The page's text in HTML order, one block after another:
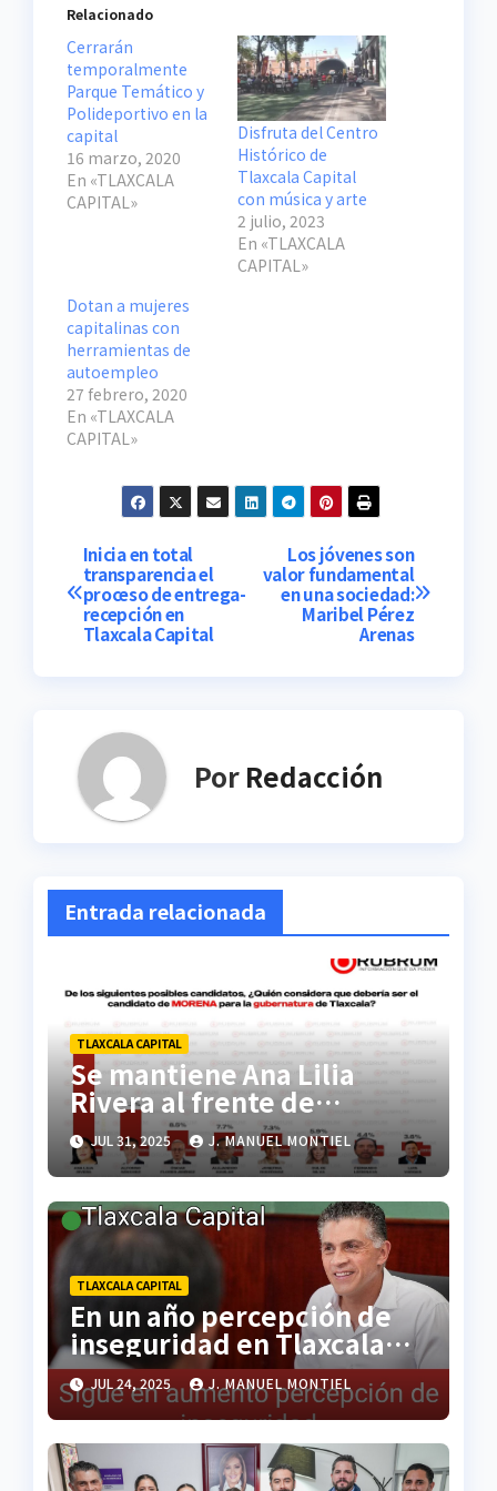
Relacionado
Cerrarán
temporalmente
Parque Temático y
Polideportivo en la
capital
16 marzo, 2020
En «TLAXCALA
CAPITAL»
Disfruta del Centro
Histórico de
Tlaxcala Capital
con música y arte
2 julio, 2023
En «TLAXCALA
CAPITAL»
Dotan a mujeres
capitalinas con
herramientas de
autoempleo
27 febrero, 2020
En «TLAXCALA
CAPITAL»
Navegación
de
entradas
Los jóvenes son
valor fundamental
en una sociedad:
Maribel Pérez
Arenas
Inicia en total
transparencia el
proceso de entrega-
recepción en
Tlaxcala Capital
Por Redacción
Entrada relacionada
TLAXCALA CAPITAL
Se mantiene Ana Lilia
Rivera al frente de
preferencias rumbo a
elecciones del 2027:
Rubrum
JUL 31, 2025 J. MANUEL MONTIEL
TLAXCALA CAPITAL
En un año percepción de
inseguridad en Tlaxcala
capital aumentó 10%:
ENSID-Inegi
JUL 24, 2025 J. MANUEL MONTIEL